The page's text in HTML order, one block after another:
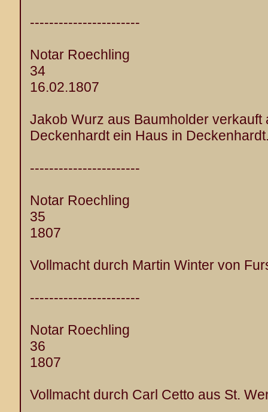
-----------------------
Notar Roechling
34
16.02.1807
Jakob Wurz aus Baumholder verkauft
Deckenhardt ein Haus in
-----------------------
Notar Roechling
35
1807
Vollmacht durch Martin Winter von
-----------------------
Notar Roechling
36
1807
Vollmacht durch Carl Cetto aus St.